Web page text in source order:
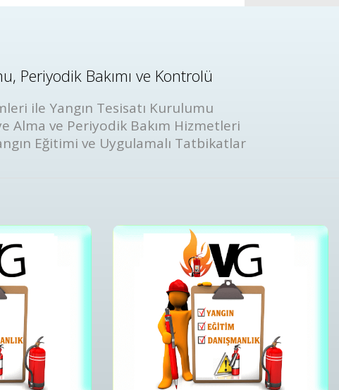
Periyodik Bakımı ve Kontrolü
ile Yangın Tesisatı Kurulumu
Alma ve Periyodik Bakım Hizmetleri
Eğitimi ve Uygulamalı Tatbikatlar
Tozlu Yangın Söndürücüler
Tozlu Yangın Söndürücüler
6 Kg Köpüklü Yangın Söndürme Tüpü
6 Kg Köpüklü Yangın Söndürme Tüpü
Detaylar